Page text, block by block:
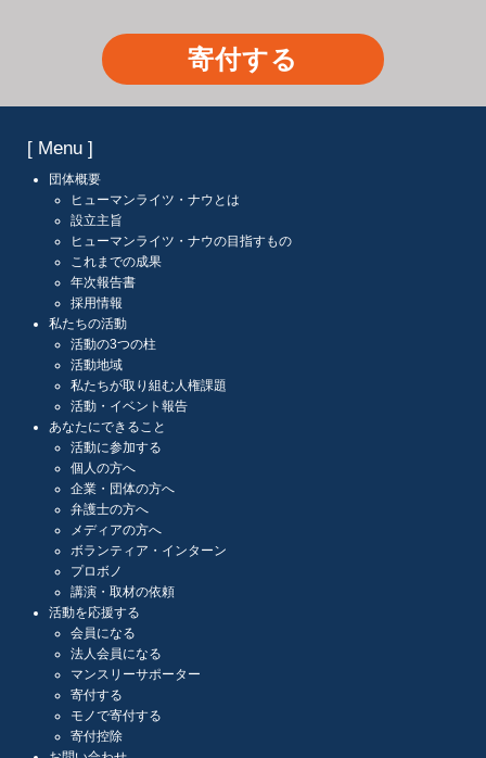
寄付する
[ Menu ]
団体概要
ヒューマンライツ・ナウとは
設立主旨
ヒューマンライツ・ナウの目指すもの
これまでの成果
年次報告書
採用情報
私たちの活動
活動の3つの柱
活動地域
私たちが取り組む人権課題
活動・イベント報告
あなたにできること
活動に参加する
個人の方へ
企業・団体の方へ
弁護士の方へ
メディアの方へ
ボランティア・インターン
プロボノ
講演・取材の依頼
活動を応援する
会員になる
法人会員になる
マンスリーサポーター
寄付する
モノで寄付する
寄付控除